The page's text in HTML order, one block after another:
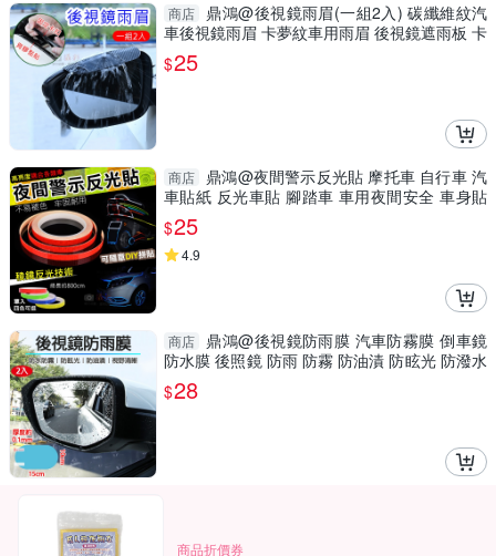
商店
鼎鴻@後視鏡雨眉(一組2入) 碳纖維紋汽
車後視鏡雨眉 卡夢紋車用雨眉 後視鏡遮雨板 卡
扣雙面膠
$25
商店
鼎鴻@夜間警示反光貼 摩托車 自行車 汽
車貼紙 反光車貼 腳踏車 車用夜間安全 車身貼
反射 路跑
$25
4.9
商店
鼎鴻@後視鏡防雨膜 汽車防霧膜 倒車鏡
防水膜 後照鏡 防雨 防霧 防油漬 防眩光 防潑水
撥水膜
$28
商品折價券